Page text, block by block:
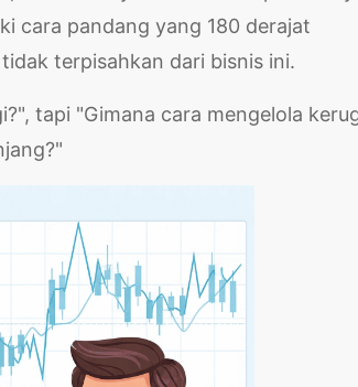
cara pandang yang 180 derajat
terpisahkan dari bisnis ini.
tapi "Gimana cara mengelola